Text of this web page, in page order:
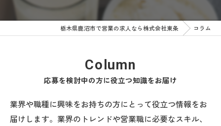
栃木県鹿沼市で営業の求人なら株式会社東条 コラム
Column
応募を検討中の方に役立つ知識をお届け
業界や職種に興味をお持ちの方にとって役立つ情報をお
届けします。業界のトレンドや営業職に必要なスキル、